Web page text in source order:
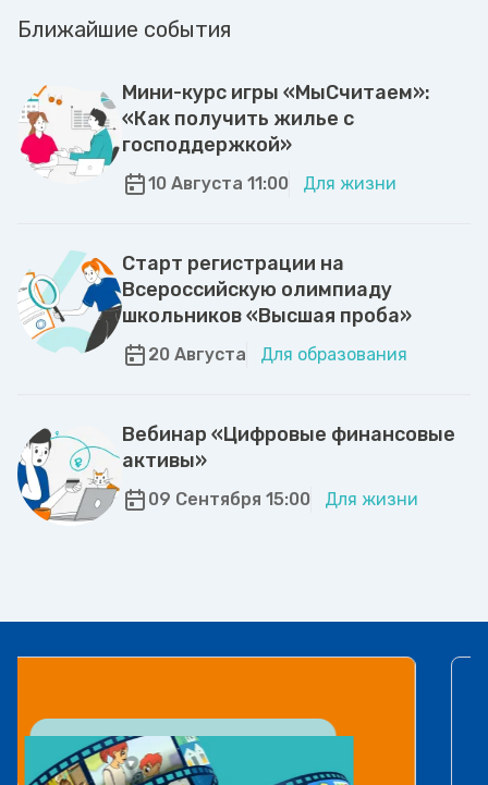
Ближайшие события
Мини-курс игры «МыСчитаем»:
«Как получить жилье с
господдержкой»
10 Августа 11:00 Для жизни
Старт регистрации на
Всероссийскую олимпиаду
школьников «Высшая проба»
20 Августа Для образования
Вебинар «Цифровые финансовые
активы»
09 Сентября 15:00 Для жизни